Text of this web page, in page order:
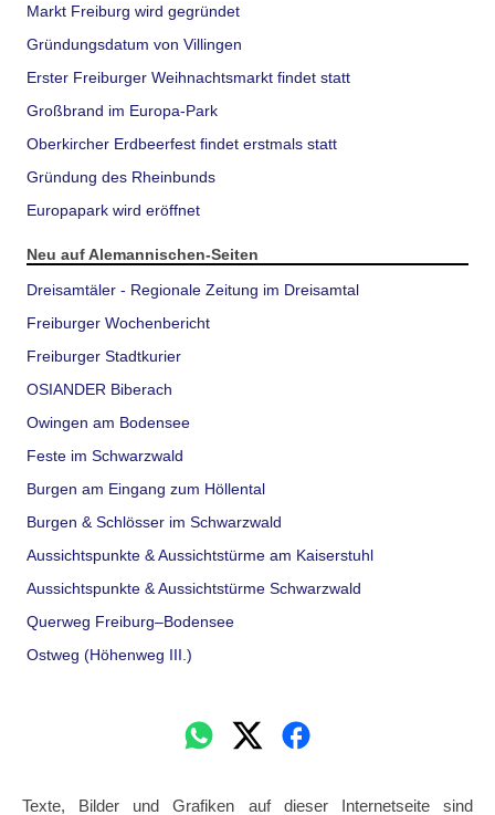
Markt Freiburg wird gegründet
Gründungsdatum von Villingen
Erster Freiburger Weihnachtsmarkt findet statt
Großbrand im Europa-Park
Oberkircher Erdbeerfest findet erstmals statt
Gründung des Rheinbunds
Europapark wird eröffnet
Neu auf Alemannischen-Seiten
Dreisamtäler - Regionale Zeitung im Dreisamtal
Freiburger Wochenbericht
Freiburger Stadtkurier
OSIANDER Biberach
Owingen am Bodensee
Feste im Schwarzwald
Burgen am Eingang zum Höllental
Burgen & Schlösser im Schwarzwald
Aussichtspunkte & Aussichtstürme am Kaiserstuhl
Aussichtspunkte & Aussichtstürme Schwarzwald
Querweg Freiburg–Bodensee
Ostweg (Höhenweg III.)
Texte, Bilder und Grafiken auf dieser Internetseite sind